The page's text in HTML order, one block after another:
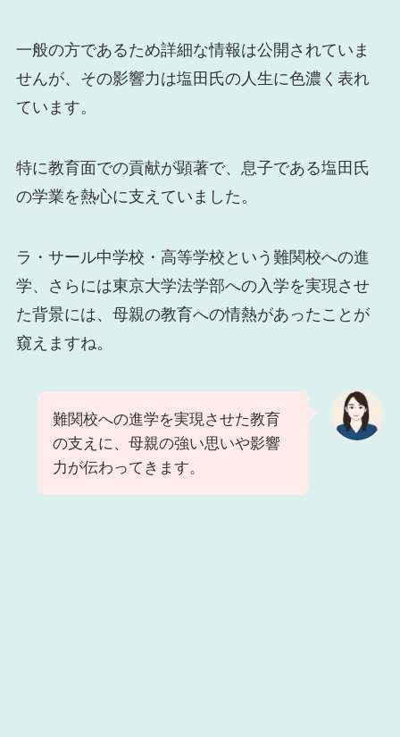
一般の方であるため詳細な情報は公開されていま
せんが、その影響力は塩田氏の人生に色濃く表れ
ています。
特に教育面での貢献が顕著で、息子である塩田氏
の学業を熱心に支えていました。
ラ・サール中学校・高等学校という難関校への進
学、さらには東京大学法学部への入学を実現させ
た背景には、母親の教育への情熱があったことが
窺えますね。
難関校への進学を実現させた教育
の支えに、母親の強い思いや影響
力が伝わってきます。